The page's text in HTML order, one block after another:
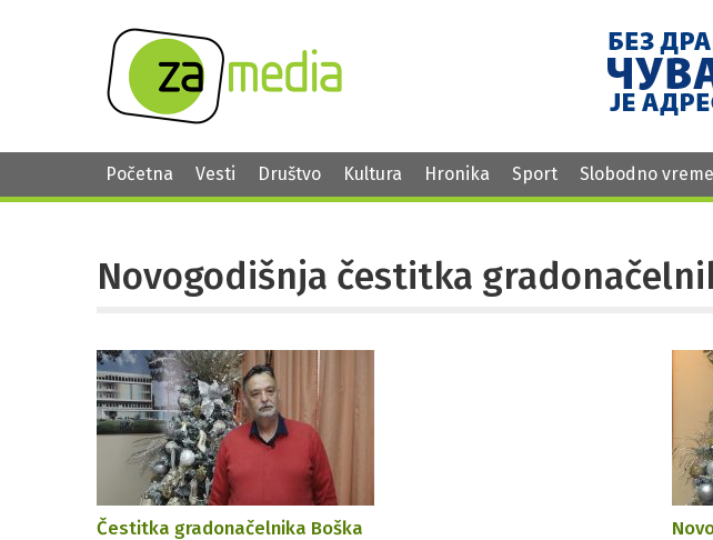
Početna Vesti Društvo Kultura Hronika Sport Slobodno vreme
Novogodišnja čestitka
Čestitka gradonačelnika Boška